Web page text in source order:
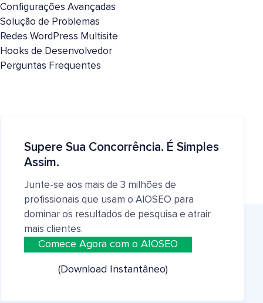
Configurações Avançadas
Solução de Problemas
Redes WordPress Multisite
Hooks de Desenvolvedor
Perguntas Frequentes
Supere Sua Concorrência. É Simples
Assim.
Junte-se aos mais de 3 milhões de
profissionais que usam o AIOSEO para
dominar os resultados de pesquisa e atrair
mais clientes.
Comece Agora com o AIOSEO
(Download Instantâneo)